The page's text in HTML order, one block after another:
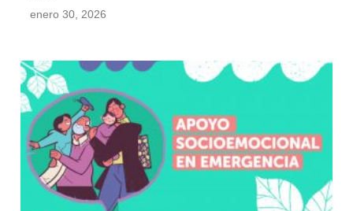
enero 30, 2026